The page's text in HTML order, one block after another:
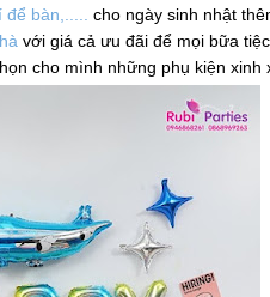
bàn,..... cho ngày sinh nhật
với giá cả ưu đãi để mọi bữa
cho mình những phụ kiện xinh